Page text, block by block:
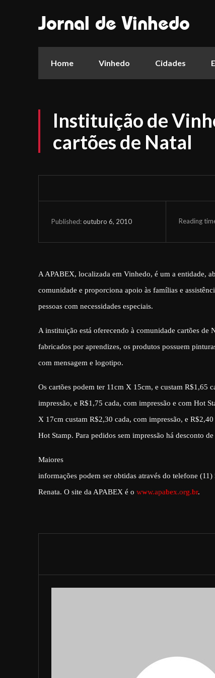
Jornal de Vinhedo
Home Vinhedo Cidades
Instituição de
cartões de Natal
Published:outubro 6, 2010 Reading
A APABEX, localizada em Vinhedo, é um a entidade,
comunidade e proporciona apoio às famílias e
pessoas com necessidades especiais.
A instituição está oferecendo à comunidade cartões de
fabricados por aprendizes, os produtos possuem
com mensagem e logotipo.
Os cartões podem ter 11cm X 15cm, e custam R$1,65
impressão, e R$1,75 cada, com impressão e com Hot
X 17cm custam R$2,30 cada, com impressão, e
Hot Stamp. Para pedidos sem impressão há desconto
Maiores
informações podem ser obtidas através do telefone
Renata. O site da APABEX é o www.apabex.org.br.